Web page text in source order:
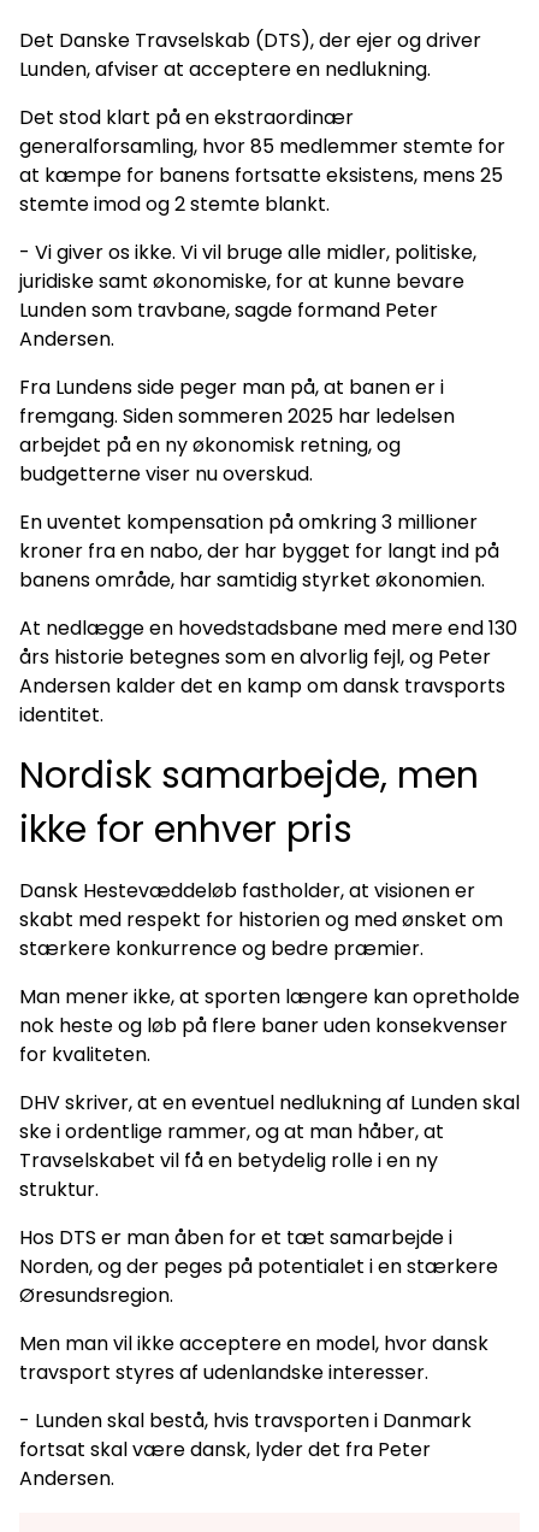
Det Danske Travselskab (DTS), der ejer og driver
Lunden, afviser at acceptere en nedlukning.
Det stod klart på en ekstraordinær
generalforsamling, hvor 85 medlemmer stemte for
at kæmpe for banens fortsatte eksistens, mens 25
stemte imod og 2 stemte blankt.
- Vi giver os ikke. Vi vil bruge alle midler, politiske,
juridiske samt økonomiske, for at kunne bevare
Lunden som travbane, sagde formand Peter
Andersen.
Fra Lundens side peger man på, at banen er i
fremgang. Siden sommeren 2025 har ledelsen
arbejdet på en ny økonomisk retning, og
budgetterne viser nu overskud.
En uventet kompensation på omkring 3 millioner
kroner fra en nabo, der har bygget for langt ind på
banens område, har samtidig styrket økonomien.
At nedlægge en hovedstadsbane med mere end 130
års historie betegnes som en alvorlig fejl, og Peter
Andersen kalder det en kamp om dansk travsports
identitet.
Nordisk samarbejde, men
ikke for enhver pris
Dansk Hestevæddeløb fastholder, at visionen er
skabt med respekt for historien og med ønsket om
stærkere konkurrence og bedre præmier.
Man mener ikke, at sporten længere kan opretholde
nok heste og løb på flere baner uden konsekvenser
for kvaliteten.
DHV skriver, at en eventuel nedlukning af Lunden skal
ske i ordentlige rammer, og at man håber, at
Travselskabet vil få en betydelig rolle i en ny
struktur.
Hos DTS er man åben for et tæt samarbejde i
Norden, og der peges på potentialet i en stærkere
Øresundsregion.
Men man vil ikke acceptere en model, hvor dansk
travsport styres af udenlandske interesser.
- Lunden skal bestå, hvis travsporten i Danmark
fortsat skal være dansk, lyder det fra Peter
Andersen.